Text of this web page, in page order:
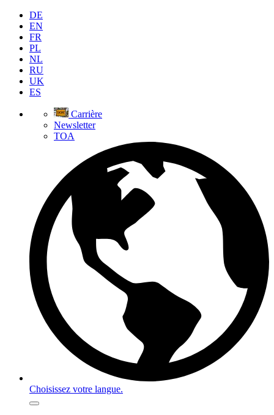
DE
EN
FR
PL
NL
RU
UK
ES
Carrière
Newsletter
TOA
Choisissez votre langue.